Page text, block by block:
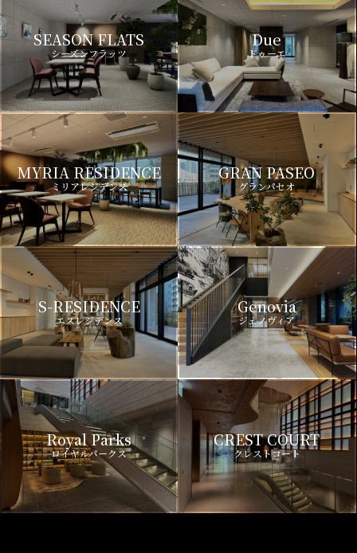
SEASON FLATS
シーズンフラッツ
Due
ドゥーエ
MYRIA RESIDENCE
ミリアレジデンス
GRAN PASEO
グランパセオ
S-RESIDENCE
エスレジデンス
Genovia
ジェノヴィア
Royal Parks
ロイヤルパークス
CREST COURT
クレストコート